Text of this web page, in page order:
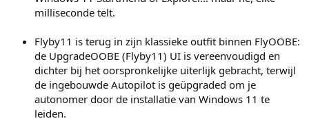
milliseconde telt.
Flyby11 is terug in zijn klassieke outfit binnen FlyOOBE:
de UpgradeOOBE (Flyby11) UI is vereenvoudigd en
dichter bij het oorspronkelijke uiterlijk gebracht, terwijl
de ingebouwde Autopilot is geüpgraded om je
autonomer door de installatie van Windows 11 te
leiden.